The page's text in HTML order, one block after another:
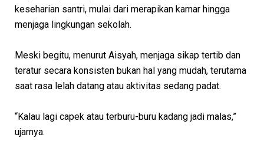
keseharian santri, mulai dari merapikan kamar hingga
menjaga lingkungan sekolah.
Meski begitu, menurut Aisyah, menjaga sikap tertib dan
teratur secara konsisten bukan hal yang mudah, terutama
saat rasa lelah datang atau aktivitas sedang padat.
“Kalau lagi capek atau terburu-buru kadang jadi malas,”
ujarnya.